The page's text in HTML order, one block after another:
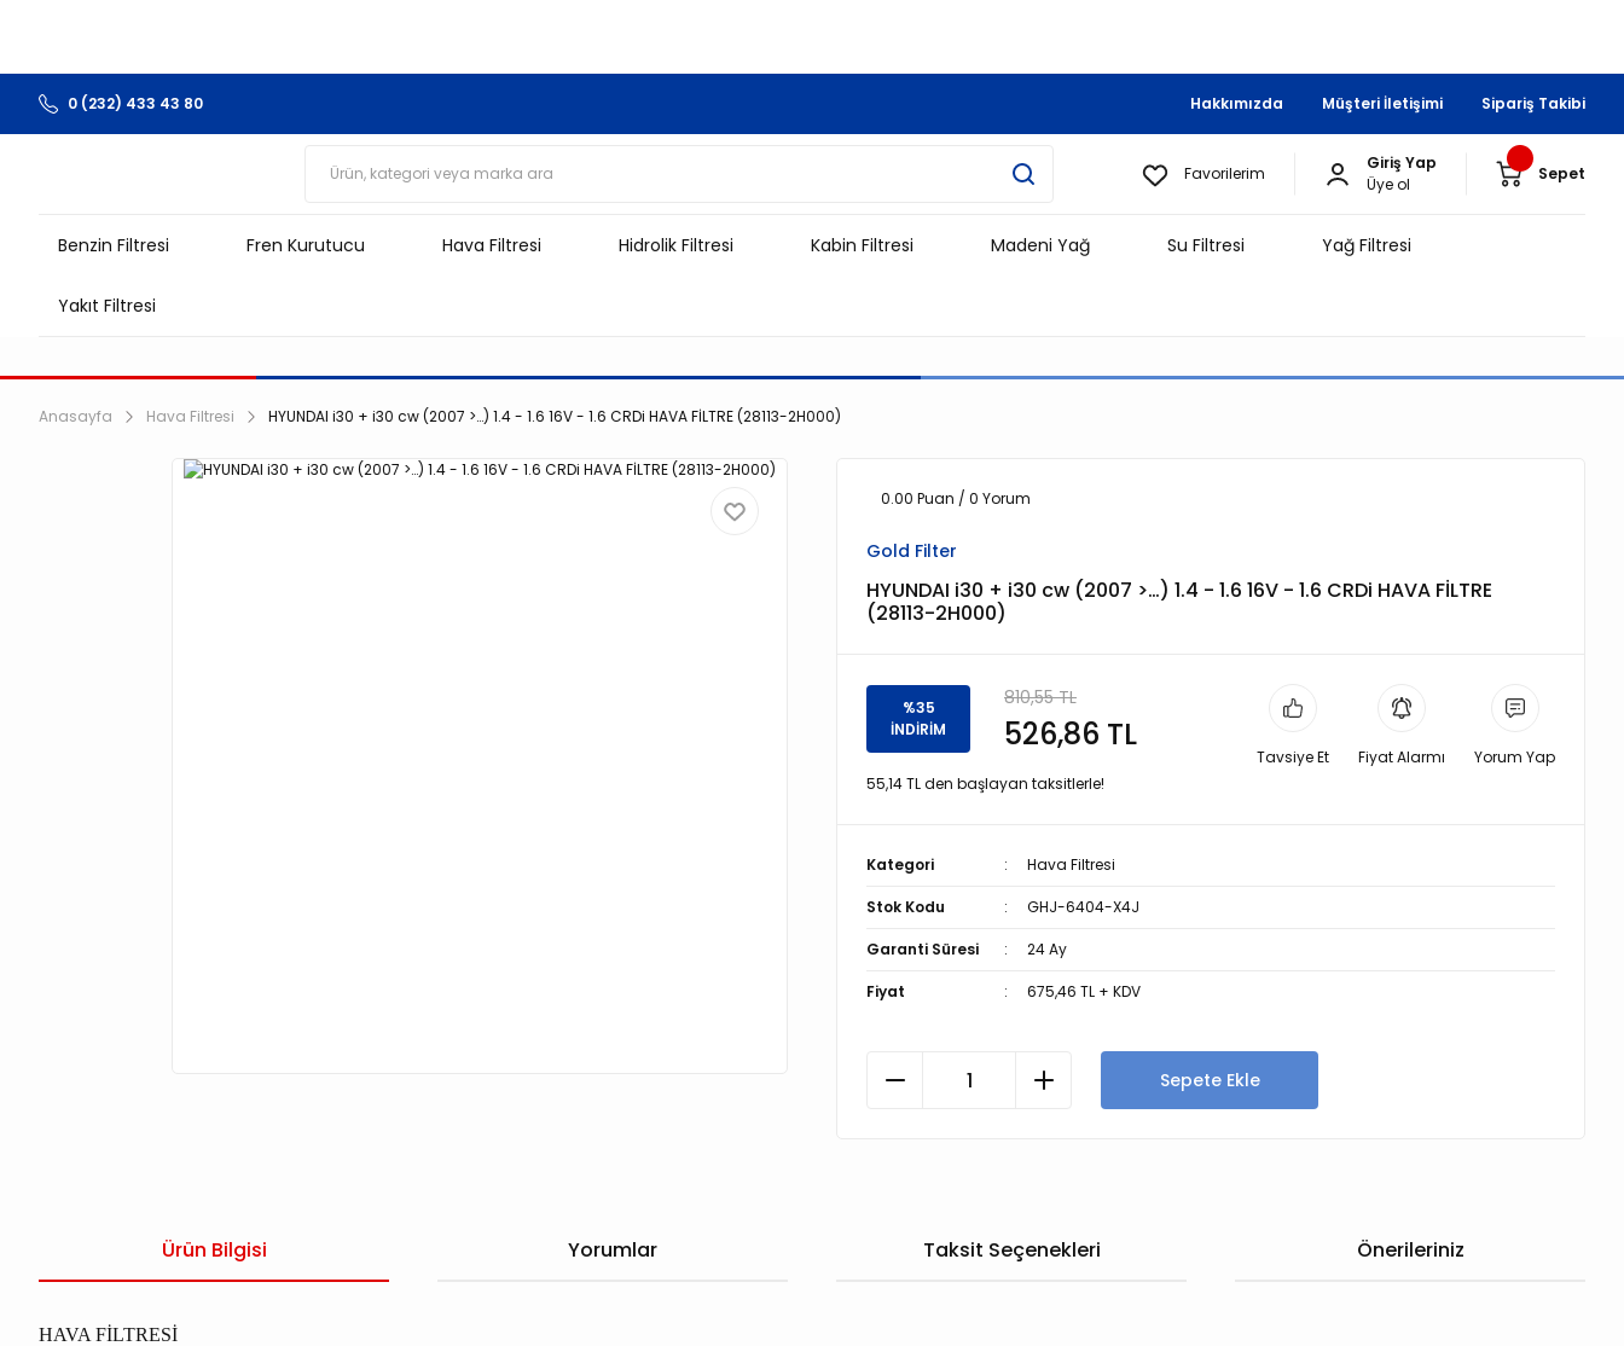
0 (232) 433 43 80 Hakkımızda Müşteri İletişimi Sipariş Takibi
Favorilerim
Giriş Yap
Üye ol
Sepet
Benzin Filtresi Fren Kurutucu Hava Filtresi Hidrolik Filtresi Kabin Filtresi Madeni Yağ Su Filtresi Yağ Filtresi
Yakıt Filtresi
Anasayfa Hava Filtresi HYUNDAI i30 + i30 cw (2007 >…) 1.4 - 1.6 16V - 1.6 CRDi HAVA FİLTRE (28113-2H000)
0.00 Puan / 0 Yorum
Gold Filter
HYUNDAI i30 + i30 cw (2007 >…) 1.4 - 1.6 16V - 1.6 CRDi HAVA FİLTRE
(28113-2H000)
%35
İNDİRİM
810,55 TL
526,86 TL
55,14 TL den başlayan taksitlerle!
Tavsiye Et Fiyat Alarmı Yorum Yap
Kategori Hava Filtresi
Stok Kodu GHJ-6404-X4J
Garanti Süresi 24 Ay
Fiyat 675,46 TL + KDV
Sepete Ekle
Ürün Bilgisi Yorumlar Taksit Seçenekleri Önerileriniz
HAVA FİLTRESİ